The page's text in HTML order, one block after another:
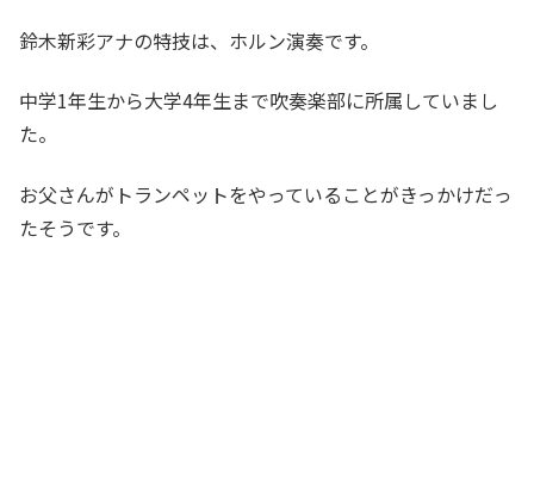
鈴木新彩アナの特技は、ホルン演奏です。
中学1年生から大学4年生まで吹奏楽部に所属していまし
た。
お父さんがトランペットをやっていることがきっかけだっ
たそうです。